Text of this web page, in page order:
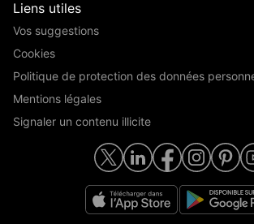
Liens utiles
Vos suggestions
Cookies
Politique de protection des données
Mentions légales
Signaler un contenu illicite